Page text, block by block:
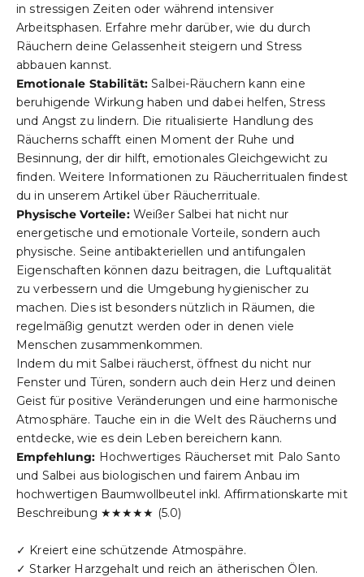
in stressigen Zeiten oder während intensiver
Arbeitsphasen. Erfahre mehr darüber, wie du durch
Räuchern deine Gelassenheitsteigern und Stress
abbauen kannst.
Emotionale Stabilität: Salbei-Räuchern kann eine
beruhigende Wirkung haben und dabei helfen, Stress
und Angst zu lindern. Die ritualisierte Handlung des
Räucherns schafft einen Moment der Ruhe und
Besinnung, der dir hilft, emotionales Gleichgewicht zu
finden. Weitere Informationen zu Räucherritualen findest
du in unserem Artikel über Räucherrituale.
Physische Vorteile:Weißer Salbei hat nicht nur
energetische und emotionale Vorteile, sondern auch
physische. Seine antibakteriellen und antifungalen
Eigenschaften können dazu beitragen, die Luftqualität
zu verbessern und die Umgebung hygienischer zu
machen. Dies ist besonders nützlich in Räumen, die
regelmäßig genutzt werden oder in denen viele
Menschen zusammenkommen.
Indem du mit Salbei räucherst, öffnest du nicht nur
Fenster und Türen, sondern auch dein Herz und deinen
Geist für positive Veränderungen und eine harmonische
Atmosphäre. Tauche ein in die Welt des Räucherns und
entdecke, wie es dein Leben bereichern kann.
Empfehlung: Hochwertiges Räuchersetmit Palo Santo
und Salbei aus biologischen und fairem Anbau im
hochwertigen Baumwollbeutel inkl. Affirmationskarte mit
Beschreibung ★★★★★ (5.0)
✓ Kreiert eine schützende Atmospähre.
✓ Starker Harzgehalt und reich an ätherischen Ölen.